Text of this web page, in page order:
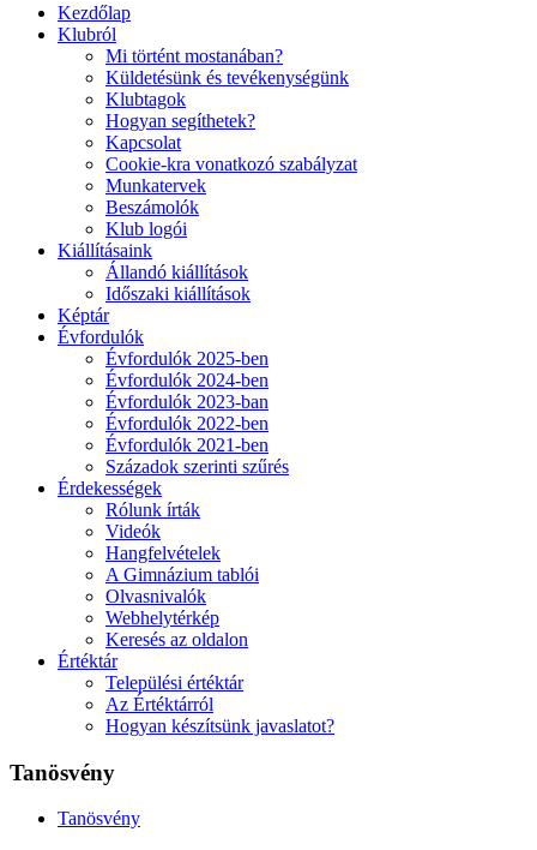
Kezdőlap
Klubról
Mi történt mostanában?
Küldetésünk és tevékenységünk
Klubtagok
Hogyan segíthetek?
Kapcsolat
Cookie-kra vonatkozó szabályzat
Munkatervek
Beszámolók
Klub logói
Kiállításaink
Állandó kiállítások
Időszaki kiállítások
Képtár
Évfordulók
Évfordulók 2025-ben
Évfordulók 2024-ben
Évfordulók 2023-ban
Évfordulók 2022-ben
Évfordulók 2021-ben
Századok szerinti szűrés
Érdekességek
Rólunk írták
Videók
Hangfelvételek
A Gimnázium tablói
Olvasnivalók
Webhelytérkép
Keresés az oldalon
Értéktár
Települési értéktár
Az Értéktárról
Hogyan készítsünk javaslatot?
Tanösvény
Tanösvény